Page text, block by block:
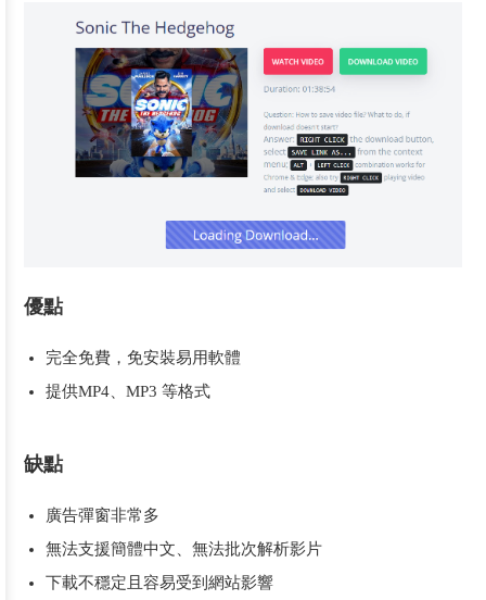
優點
完全免費，免安裝易用軟體
提供MP4、MP3 等格式
缺點
廣告彈窗非常多
無法支援簡體中文、無法批次解析影片
下載不穩定且容易受到網站影響